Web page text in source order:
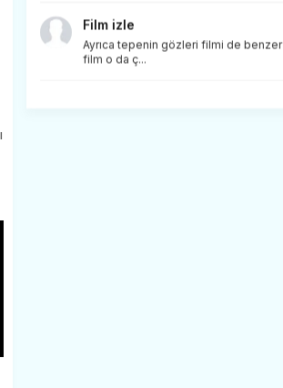
Film izle
Ayrıca tepenin gözleri filmi de benzer
film o da ç...